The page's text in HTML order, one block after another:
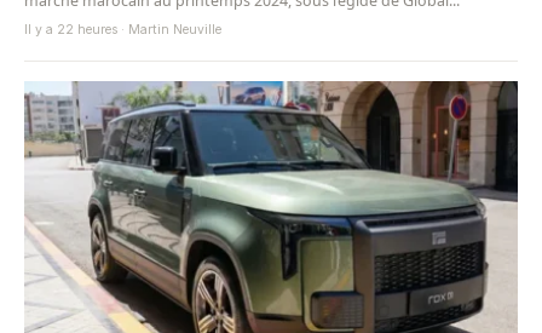
Il y a 22 heures · Martin Neuville